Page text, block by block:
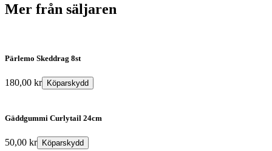
Mer från säljaren
Pärlemo Skeddrag 8st
180,00 kr Köparskydd
Gäddgummi Curlytail 24cm
50,00 kr Köparskydd